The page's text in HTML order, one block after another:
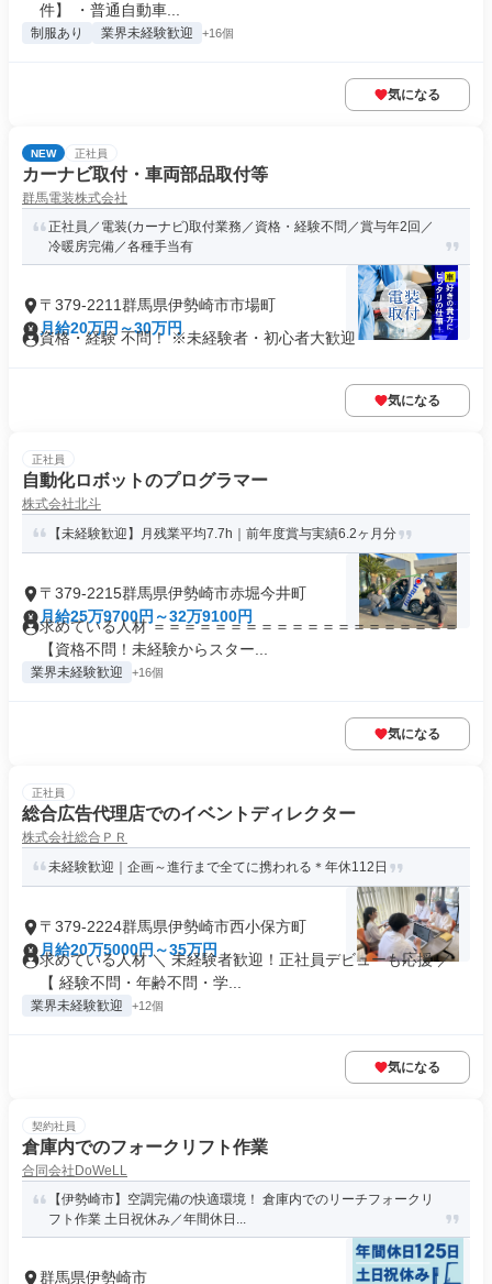
件】 ・普通自動車...
制服あり 業界未経験歓迎 +16個
気になる
NEW 正社員
カーナビ取付・車両部品取付等
群馬電装株式会社
正社員／電装(カーナビ)取付業務／資格・経験不問／賞与年2回／
冷暖房完備／各種手当有
〒379-2211群馬県伊勢崎市市場町
月給20万円～30万円
資格・経験 不問！ ※未経験者・初心者大歓迎
気になる
正社員
自動化ロボットのプログラマー
株式会社北斗
【未経験歓迎】月残業平均7.7h｜前年度賞与実績6.2ヶ月分
〒379-2215群馬県伊勢崎市赤堀今井町
月給25万9700円～32万9100円
求めている人材 ＝＝＝＝＝＝＝＝＝＝＝＝＝＝＝＝＝＝＝＝
【資格不問！未経験からスター...
業界未経験歓迎 +16個
気になる
正社員
総合広告代理店でのイベントディレクター
株式会社総合ＰＲ
未経験歓迎｜企画～進行まで全てに携われる＊年休112日
〒379-2224群馬県伊勢崎市西小保方町
月給20万5000円～35万円
求めている人材 ＼ 未経験者歓迎！正社員デビューも応援 ／
【 経験不問・年齢不問・学...
業界未経験歓迎 +12個
気になる
契約社員
倉庫内でのフォークリフト作業
合同会社DoWeLL
【伊勢崎市】空調完備の快適環境！ 倉庫内でのリーチフォークリ
フト作業 土日祝休み／年間休日...
群馬県伊勢崎市